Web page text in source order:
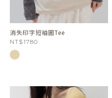
消失印字短袖圖Tee
NT$1780